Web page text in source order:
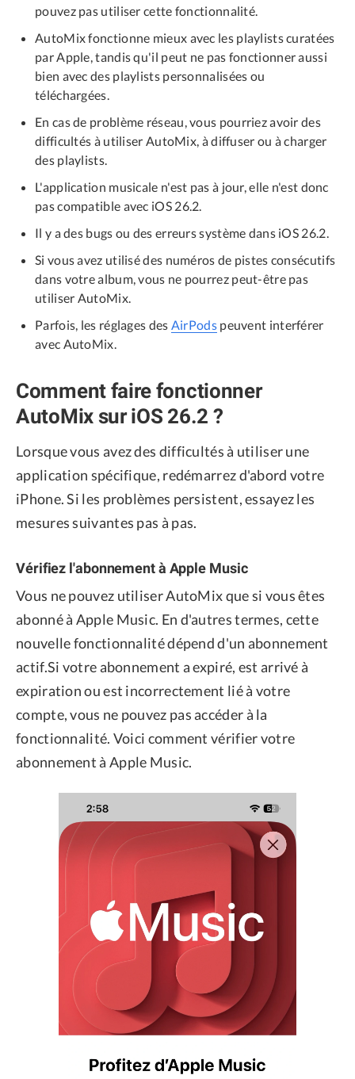
pouvez pas utiliser cette fonctionnalité.
AutoMix fonctionne mieux avec les playlists curatées
par Apple, tandis qu'il peut ne pas fonctionner aussi
bien avec des playlists personnalisées ou
téléchargées.
En cas de problème réseau, vous pourriez avoir des
difficultés à utiliser AutoMix, à diffuser ou à charger
des playlists.
L'application musicale n'est pas à jour, elle n'est donc
pas compatible avec iOS 26.2.
Il y a des bugs ou des erreurs système dans iOS 26.2.
Si vous avez utilisé des numéros de pistes consécutifs
dans votre album, vous ne pourrez peut-être pas
utiliser AutoMix.
Parfois, les réglages des AirPodspeuvent interférer
avec AutoMix.
Comment faire fonctionner
AutoMix sur iOS 26.2 ?
Lorsque vous avez des difficultés à utiliser une
application spécifique, redémarrez d'abord votre
iPhone. Si les problèmes persistent, essayez les
mesures suivantes pas à pas.
Vérifiez l'abonnement à Apple Music
Vous ne pouvez utiliser AutoMix que si vous êtes
abonné à Apple Music. En d'autres termes, cette
nouvelle fonctionnalité dépend d'un abonnement
actif.Si votre abonnement a expiré, est arrivé à
expiration ou est incorrectement lié à votre
compte, vous ne pouvez pas accéder à la
fonctionnalité. Voici comment vérifier votre
abonnement à Apple Music.